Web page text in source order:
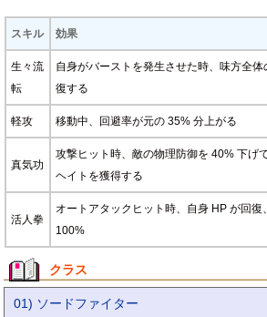
スキル 効果
生々流
転
自身がバーストを発生させた時、味方全
復する
軽攻 移動中、回避率が元の 35% 分上がる
真気功
攻撃ヒット時、敵の物理防御を 40% 下げ
ヘイトを獲得する
活人拳
オートアタックヒット時、自身 HP が回
100%
クラス
01) ソードファイター